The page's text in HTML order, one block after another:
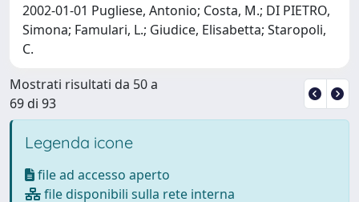
2002-01-01 Pugliese, Antonio; Costa, M.; DI PIETRO,
Simona; Famulari, L.; Giudice, Elisabetta; Staropoli,
C.
Mostrati risultati da 50 a
69 di 93
Legenda icone
file ad accesso aperto
file disponibili sulla rete interna